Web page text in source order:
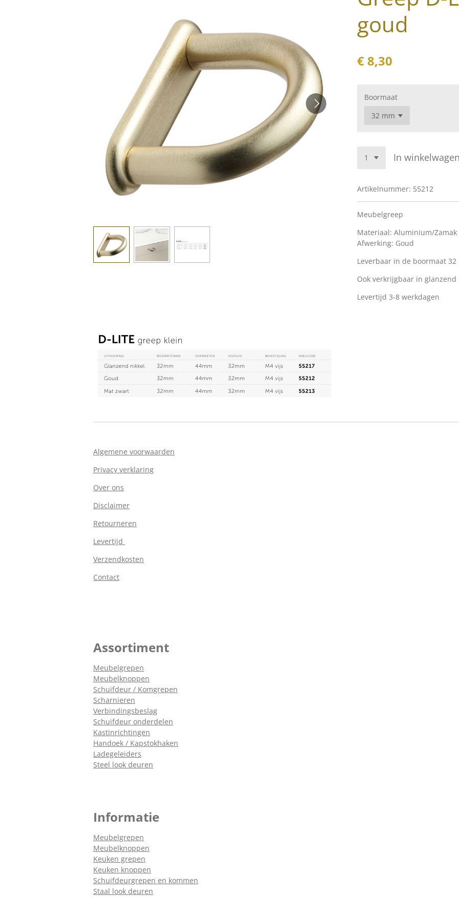
goud
€ 8,30
Boormaat
In
Artikelnummer: 55212
Meubelgreep
Materiaal: Aluminium/Zamak
Afwerking: Goud
Leverbaar in de boormaat 32
Ook verkrijgbaar in
Levertijd 3-8 werkdagen
Algemene voorwaarden
Privacy verklaring
Over ons
Disclaimer
Retourneren
Levertijd
Verzendkosten
Contact
Assortiment
Meubelgrepen
Meubelknoppen
Schuifdeur / Komgrepen
Scharnieren
Verbindingsbeslag
Schuifdeur onderdelen
Kastinrichtingen
Handoek / Kapstokhaken
Ladegeleiders
Steel look deuren
Informatie
Meubelgrepen
Meubelknoppen
Keuken grepen
Keuken knoppen
Schuifdeurgrepen en kommen
Staal look deuren